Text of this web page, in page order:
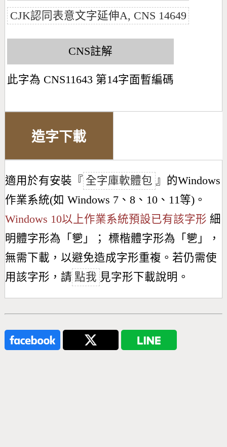
CJK認同表意文字延伸A, CNS 14649
CNS註解
此字為 CNS11643 第14字面暫編碼
造字下載
適用於有安裝『 全字庫軟體包 』的Windows
作業系統(如 Windows 7、8、10、11等)。
Windows 10以上作業系統預設已有該字形 細
明體字形為「 㐥 」； 標楷體字形為「 㐥 」，
無需下載，以避免造成字形重複。若仍需使
用該字形，請 點我 見字形下載說明。